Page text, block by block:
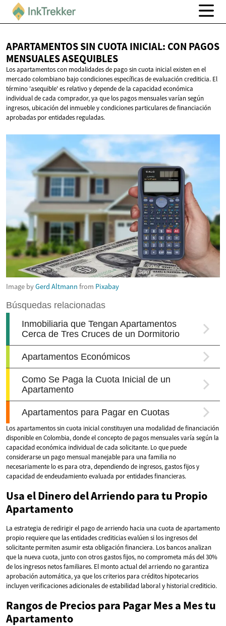
APARTAMENTOS SIN CUOTA INICIAL: CON PAGOS
MENSUALES ASEQUIBLES
Los apartamentos con modalidades de pago sin cuota inicial existen en el
mercado colombiano bajo condiciones específicas de evaluación crediticia. El
término 'asequible' es relativo y depende de la capacidad económica
individual de cada comprador, ya que los pagos mensuales varían según
ingresos, ubicación del inmueble y condiciones particulares de financiación
aprobadas por entidades reguladas.
Image byGerd Altmann from Pixabay
Los apartamentos sin cuota inicial constituyen una modalidad de financiación
disponible en Colombia, donde el concepto de pagos mensuales varía según la
capacidad económica individual de cada solicitante. Lo que puede
considerarse un pago mensual manejable para una familia no
necesariamente lo es para otra, dependiendo de ingresos, gastos fijos y
capacidad de endeudamiento evaluada por entidades financieras.
Usa el Dinero del Arriendo para tu Propio
Apartamento
La estrategia de redirigir el pago de arriendo hacia una cuota de apartamento
propio requiere que las entidades crediticias evalúen si los ingresos del
solicitante permiten asumir esta obligación financiera. Los bancos analizan
que la nueva cuota, junto con otros gastos fijos, no comprometa más del 30%
de los ingresos netos familiares. El monto actual del arriendo no garantiza
aprobación automática, ya que los criterios para créditos hipotecarios
incluyen verificaciones adicionales de estabilidad laboral y historial crediticio.
Rangos de Precios para Pagar Mes a Mes tu
Apartamento